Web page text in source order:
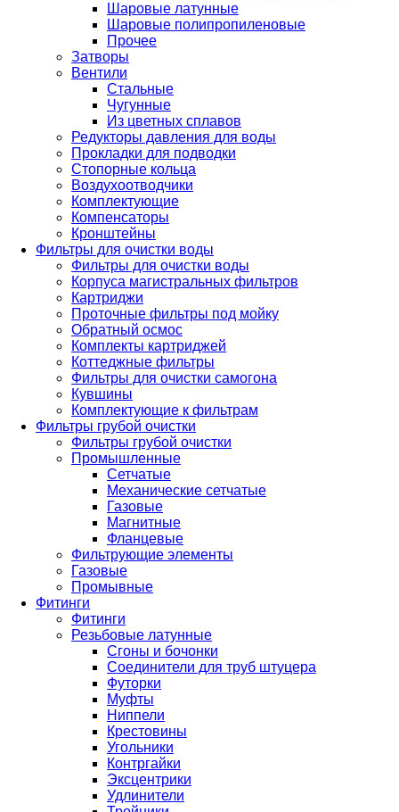
Шаровые латунные
Шаровые полипропиленовые
Прочее
Затворы
Вентили
Стальные
Чугунные
Из цветных сплавов
Редукторы давления для воды
Прокладки для подводки
Стопорные кольца
Воздухоотводчики
Комплектующие
Компенсаторы
Кронштейны
Фильтры для очистки воды
Фильтры для очистки воды
Корпуса магистральных фильтров
Картриджи
Проточные фильтры под мойку
Обратный осмос
Комплекты картриджей
Коттеджные фильтры
Фильтры для очистки самогона
Кувшины
Комплектующие к фильтрам
Фильтры грубой очистки
Фильтры грубой очистки
Промышленные
Сетчатые
Механические сетчатые
Газовые
Магнитные
Фланцевые
Фильтрующие элементы
Газовые
Промывные
Фитинги
Фитинги
Резьбовые латунные
Сгоны и бочонки
Соединители для труб штуцера
Футорки
Муфты
Ниппели
Крестовины
Угольники
Контргайки
Эксцентрики
Удлинители